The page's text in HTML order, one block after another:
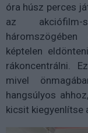
óra húsz perces
az akciófilm-
háromszögében
képtelen
rákoncentrálni.
mivel
hangsúlyos
kicsit kiegyenlítse